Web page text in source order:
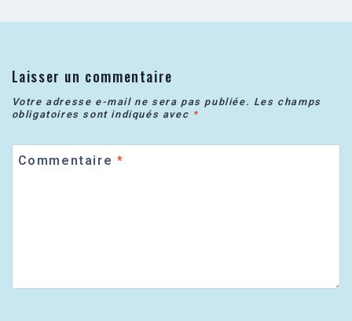
Laisser un commentaire
Votre adresse e-mail ne sera pas publiée. Les champs
obligatoires sont indiqués avec *
Commentaire *